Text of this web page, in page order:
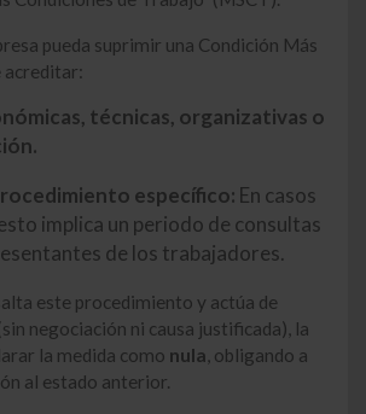
pueda suprimir una Condición Más
acreditar:
técnicas, organizativas o
específico: En casos
implica un periodo de consultas
de los trabajadores.
este procedimiento y actúa de
negociación ni causa justificada), la
la medida como nula , obligando a
al estado anterior.